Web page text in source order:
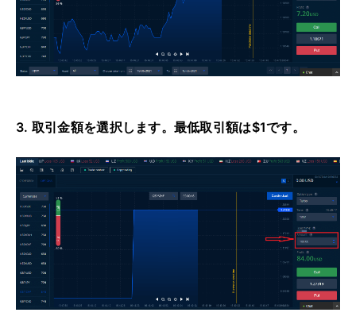
3. 取引金額を選択します。 最低取引額は$1です。